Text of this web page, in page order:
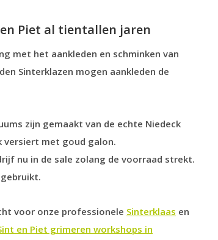
Piet al tientallen jaren
met het aankleden en schminken van
Sinterklazen mogen aankleden de
zijn gemaakt van de echte Niedeck
versiert met goud galon.
nu in de sale zolang de voorraad strekt.
voor onze professionele Sinterklaas en
en Piet grimeren workshops in